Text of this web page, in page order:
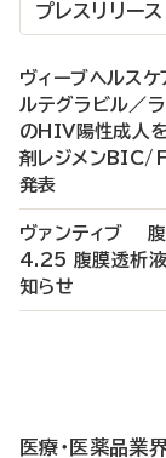
プレスリリース
ヴィーブヘルスケ
ルテグラビル／
のHIV陽性成人
剤レジメンBIC/
発表
ヴァンティブ 腹
4.25 腹膜透析液
知らせ
医療・医薬品業